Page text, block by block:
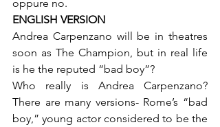
oppure no.
ENGLISH VERSION
Andrea Carpenzano will be in theatres
soon as The Champion, but in real life
is he the reputed “bad boy”?
Who really is Andrea Carpenzano?
There are many versions- Rome’s “bad
boy,” young actor considered to be the